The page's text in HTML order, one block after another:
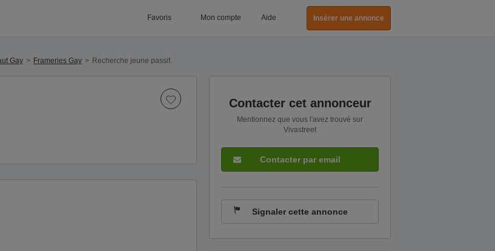
Favoris Mon compte Aide Insérer une annonce
Gay Frameries Gay Recherche jeune passif.
Contacter cet annonceur
Mentionnez que vous l'avez trouvé sur
Vivastreet
Contacter par email
Signaler cette annonce